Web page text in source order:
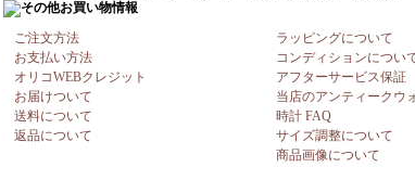
ご注文方法
お支払い方法
オリコWEBクレジット
お届けついて
送料について
返品について
ラッピングについて
コンディションについ
アフターサービス保証
当店のアンティークウ
時計 FAQ
サイズ調整について
商品画像について